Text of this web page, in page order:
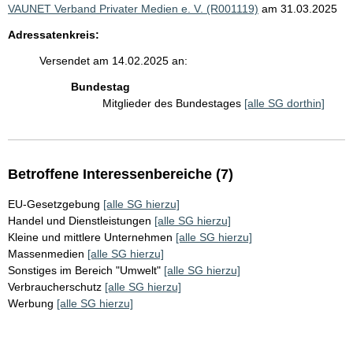
VAUNET Verband Privater Medien e. V. (R001119) am 31.03.2025
Adressatenkreis:
Versendet am 14.02.2025 an:
Bundestag
Mitglieder des Bundestages [alle SG dorthin]
Betroffene Interessenbereiche (7)
EU-Gesetzgebung [alle SG hierzu]
Handel und Dienstleistungen [alle SG hierzu]
Kleine und mittlere Unternehmen [alle SG hierzu]
Massenmedien [alle SG hierzu]
Sonstiges im Bereich "Umwelt" [alle SG hierzu]
Verbraucherschutz [alle SG hierzu]
Werbung [alle SG hierzu]